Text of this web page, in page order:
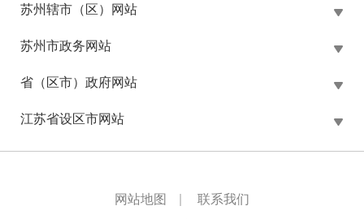
苏州辖市（区）网站
苏州市政务网站
省（区市）政府网站
江苏省设区市网站
网站地图 联系我们